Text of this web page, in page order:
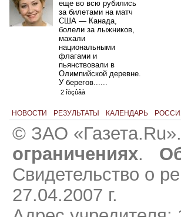
еще во всю рубились
за билетами на матч
США — Канада,
болели за лыжников,
махали
национальными
флагами и
пьянствовали в
Олимпийской деревне.
У берегов......
2 îòçûâà
НОВОСТИ РЕЗУЛЬТАТЫ КАЛЕНДАРЬ
© ЗАО
ограничениях.
Свидетельство о
27.04.2007 г.